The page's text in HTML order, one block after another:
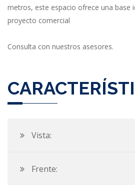
metros, este espacio ofrece una base
proyecto comercial
Consulta con nuestros asesores.
Vista:
Frente: